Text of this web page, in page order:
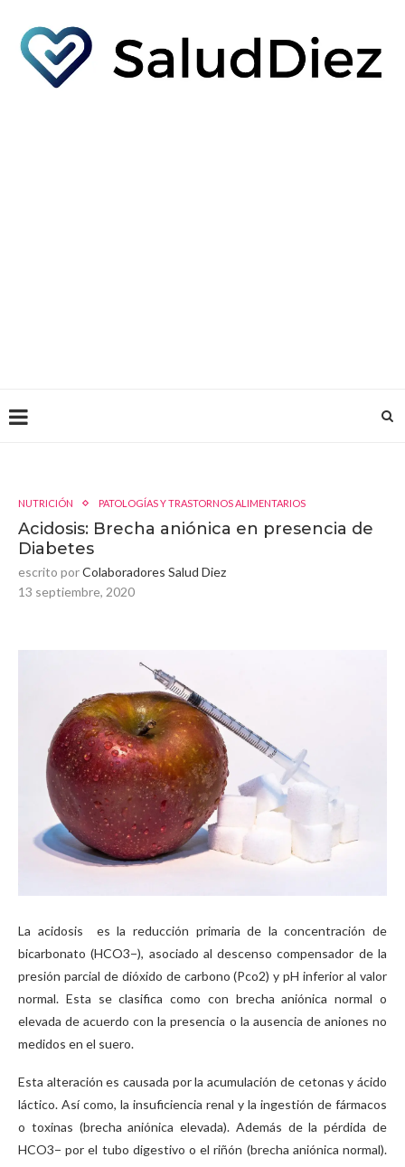
NUTRICIÓN PATOLOGÍAS Y TRASTORNOS ALIMENTARIOS
Acidosis: Brecha aniónica en presencia de
Diabetes
escrito porColaboradores Salud Diez
13 septiembre, 2020
La acidosis es la reducción primaria de la concentración de
bicarbonato (HCO3−), asociado al descenso compensador de la
presión parcial de dióxido de carbono (Pco2) y pH inferior al valor
normal. Esta se clasifica como con brecha aniónica normal o
elevada de acuerdo con la presencia o la ausencia de aniones no
medidos en el suero.
Esta alteración es causada por la acumulación de cetonas y ácido
láctico. Así como, la insuficiencia renal y la ingestión de fármacos
o toxinas (brecha aniónica elevada). Además de la pérdida de
HCO3− por el tubo digestivo o el riñón (brecha aniónica normal).